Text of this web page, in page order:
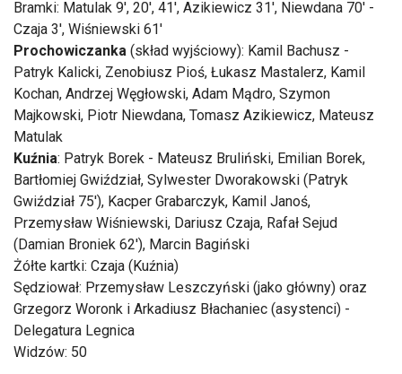
Bramki: Matulak 9', 20', 41', Azikiewicz 31', Niewdana 70' -
Czaja 3', Wiśniewski 61'
Prochowiczanka (skład wyjściowy): Kamil Bachusz -
Patryk Kalicki, Zenobiusz Pioś, Łukasz Mastalerz, Kamil
Kochan, Andrzej Węgłowski, Adam Mądro, Szymon
Majkowski, Piotr Niewdana, Tomasz Azikiewicz, Mateusz
Matulak
Kuźnia: Patryk Borek - Mateusz Bruliński, Emilian Borek,
Bartłomiej Gwiździał, Sylwester Dworakowski (Patryk
Gwiździał 75'), Kacper Grabarczyk, Kamil Janoś,
Przemysław Wiśniewski, Dariusz Czaja, Rafał Sejud
(Damian Broniek 62'), Marcin Bagiński
Żółte kartki: Czaja (Kuźnia)
Sędziował: Przemysław Leszczyński (jako główny) oraz
Grzegorz Woronk i Arkadiusz Błachaniec (asystenci) -
Delegatura Legnica
Widzów: 50